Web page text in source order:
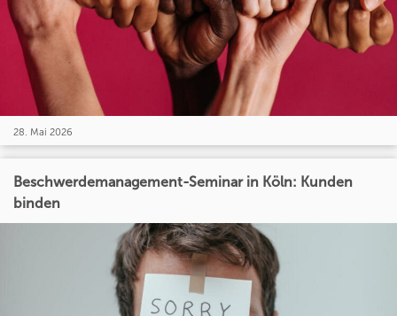
28. Mai 2026
Beschwerdemanagement-Seminar in Köln: Kunden
binden